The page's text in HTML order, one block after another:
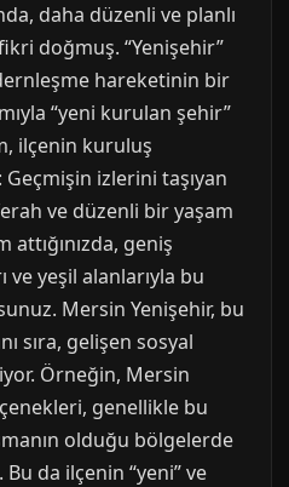
daha düzenli ve planlı
doğmuş. “Yenişehir”
hareketinin bir
“yeni kurulan şehir”
ilçenin kuruluş
izlerini taşıyan
ve düzenli bir yaşam
attığınızda, geniş
ve yeşil alanlarıyla bu
Mersin Yenişehir, bu
sıra, gelişen sosyal
Örneğin, Mersin
genellikle bu
olduğu bölgelerde
da ilçenin “yeni” ve